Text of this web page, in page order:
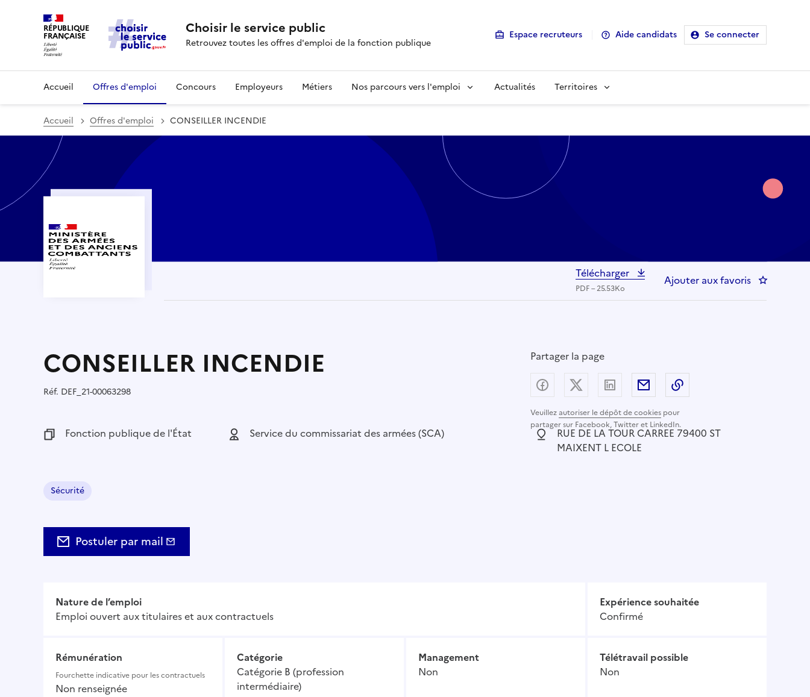
RÉPUBLIQUE
FRANÇAISE Choisir le service public
Retrouvez toutes les offres d'emploi de la fonction publique
Espace recruteurs Aide candidats Se connecter
Accueil Offres d'emploi Concours Employeurs Métiers Nos parcours vers l'emploi Actualités Territoires
Accueil Offres d'emploi CONSEILLER INCENDIE
Télécharger
PDF – 25.53Ko
Ajouter aux favoris :
CONSEILLER INCENDIE Partager la page
Veuillezautoriser le dépôt de cookies pour
partager sur Facebook, Twitter et LinkedIn.
Partager sur Facebook
Partager sur X (anciennement Twitter) -
Partager sur LinkedIn
Partager par email
Réf. Référence :
DEF_21-00063298
Fonction publique :
Fonction publique de l'État Employeur :
Service du commissariat des armées (SCA) Localisation :
RUE DE LA TOUR CARREE 79400 ST
MAIXENT L ECOLE
Sécurité
Postuler par mail
Nature de l’emploi
Emploi ouvert aux titulaires et aux contractuels
Expérience souhaitée
Confirmé
Rémunération
Fourchette indicative pour les contractuels
Non renseignée
Catégorie
Catégorie B (profession
intermédiaire)
Management
Non
Télétravail possible
Non